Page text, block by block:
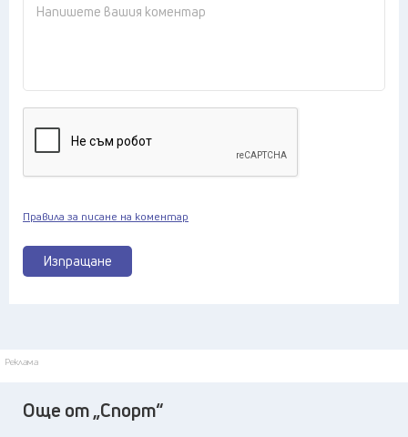
Изпращане
Правила за писане на коментар
Реклама
Още от „Спорт“